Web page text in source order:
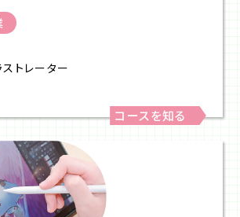
トレーター
コースを知る